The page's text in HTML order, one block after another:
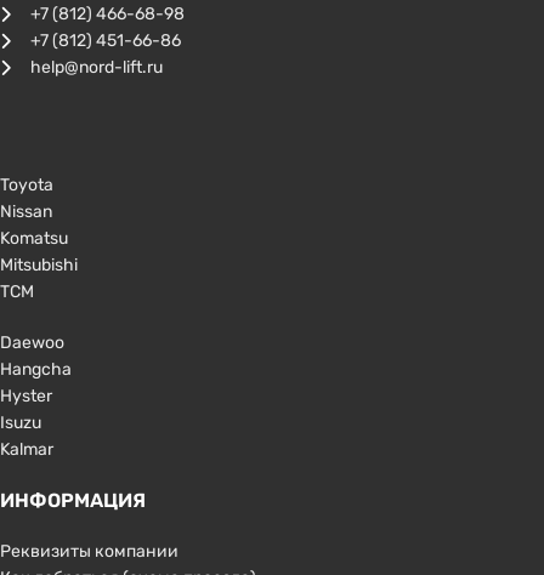
+7 (812) 466-68-98
+7 (812) 451-66-86
help@nord-lift.ru
Toyota
Nissan
Komatsu
Mitsubishi
TCM
Daewoo
Hangcha
Hyster
Isuzu
Kalmar
ИНФОРМАЦИЯ
Реквизиты компании